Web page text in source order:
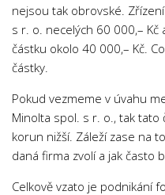
nejsou tak obrovské.
s r. o. necelých 60 000,– Kč
částku okolo 40 000,– Kč.
částky.
Pokud vezmeme v úvahu
Minolta spol. s r. o., tak
korun nižší. Záleží zase na
daná firma zvolí a jak často
Celkově vzato je podnikání